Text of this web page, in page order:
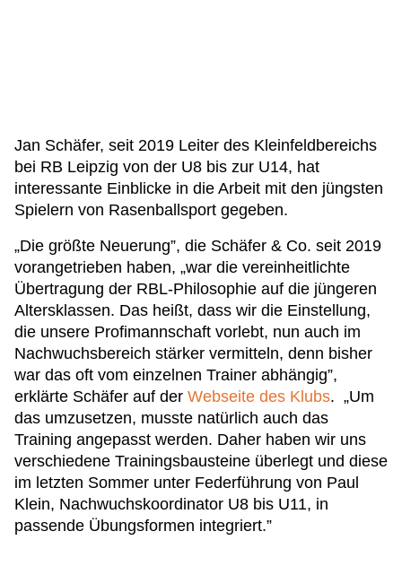
Jan Schäfer, seit 2019 Leiter des Kleinfeldbereichs
bei RB Leipzig von der U8 bis zur U14, hat
interessante Einblicke in die Arbeit mit den jüngsten
Spielern von Rasenballsport gegeben.
„Die größte Neuerung”, die Schäfer & Co. seit 2019
vorangetrieben haben, „war die vereinheitlichte
Übertragung der RBL-Philosophie auf die jüngeren
Altersklassen. Das heißt, dass wir die Einstellung,
die unsere Profimannschaft vorlebt, nun auch im
Nachwuchsbereich stärker vermitteln, denn bisher
war das oft vom einzelnen Trainer abhängig”,
erklärte Schäfer auf der Webseite des Klubs. „Um
das umzusetzen, musste natürlich auch das
Training angepasst werden. Daher haben wir uns
verschiedene Trainingsbausteine überlegt und diese
im letzten Sommer unter Federführung von Paul
Klein, Nachwuchskoordinator U8 bis U11, in
passende Übungsformen integriert.”